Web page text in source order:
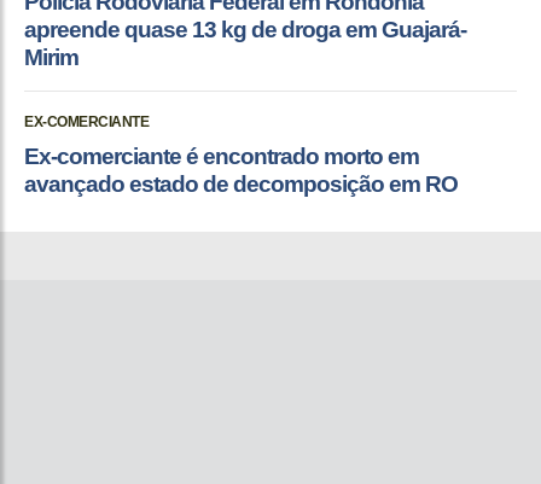
apreende quase 13 kg de droga em Guajará-
Mirim
EX-COMERCIANTE
Ex-comerciante é encontrado morto em
avançado estado de decomposição em RO